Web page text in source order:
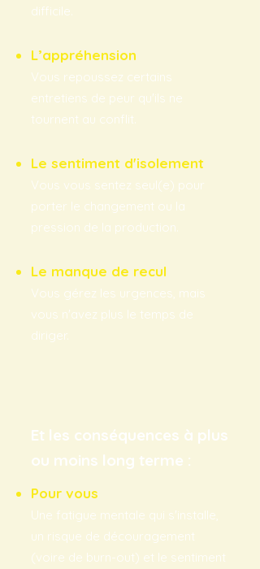
difficile.
L’appréhension
Vous repoussez certains
entretiens de peur qu'ils ne
tournent au conflit.
Le sentiment d'isolement
Vous vous sentez seul(e) pour
porter le changement ou la
pression de la production.
Le manque de recul
Vous gérez les urgences, mais
vous n'avez plus le temps de
diriger.
Et les conséquences à plus
ou moins long terme :
Pour vous
Une fatigue mentale qui s'installe,
un risque de découragement
(voire de burn-out) et le sentiment